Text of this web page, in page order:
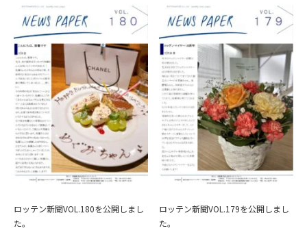
ロッテン新聞VOL.180を公開しまし
た。
ロッテン新聞VOL.179を公開しまし
た。